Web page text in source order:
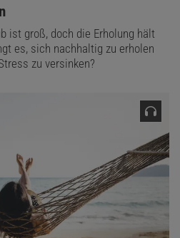
ist groß, doch die Erholung hält
es, sich nachhaltig zu erholen
zu versinken?